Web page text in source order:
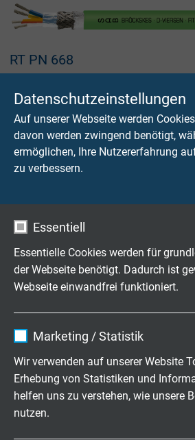
Datenschutzeinstellungen
Auf unserer Webseite werden
davon werden zwingend benötigt,
ermöglichen, Ihre Nutzererfahrung
zu verbessern.
Essentiell
Essentielle Cookies werden für
der Webseite benötigt. Dadurch ist
Webseite einwandfrei funktioniert.
Laufzeit 1 Jahr
Marketing / Statistik
Wir verwenden auf unserer Website
Erhebung von Statistiken und
helfen uns zu verstehen, wie unsere
nutzen.
RT PN 668
PUR robotertaugliche Profinet
Profinet Typ R, robotertauglich mit
Fragen zu
Hochflexible Kabel &
exakt nach Ihren
Familienbetrieb für